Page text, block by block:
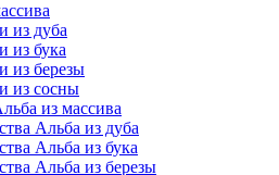
из дуба
из бука
из березы
из сосны
из массива
Альба из дуба
Альба из бука
Альба из березы